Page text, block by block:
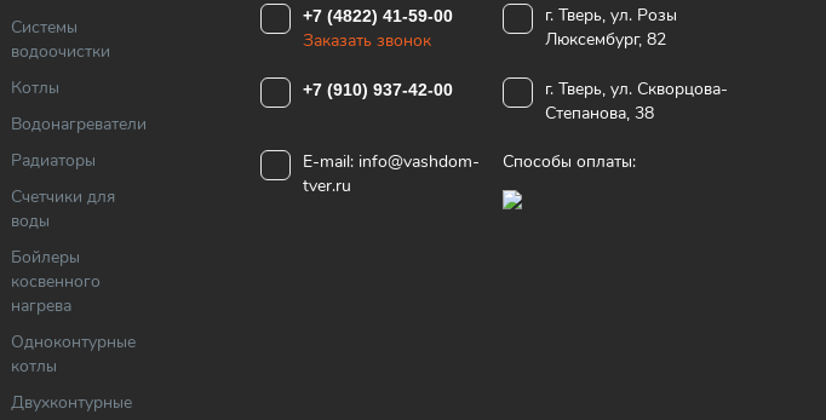
Системы
водоочистки
Котлы
Водонагреватели
Радиаторы
Cчетчики для
воды
Бойлеры
косвенного
нагрева
Одноконтурные
котлы
Двухконтурные
+7 (4822) 41-59-00
Заказать звонок
г. Тверь, ул. Розы
Люксембург, 82
+7 (910) 937-42-00
г. Тверь, ул. Скворцова-
Степанова, 38
E-mail: info@vashdom-
tver.ru
Способы оплаты: